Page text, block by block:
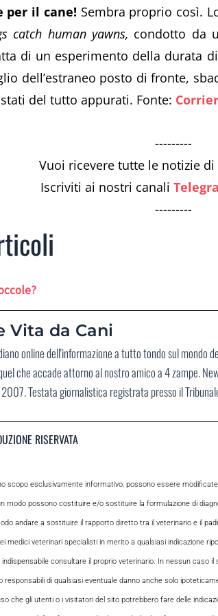
per il cane! Sembra proprio così.
catch human yawns, condotto da
di un esperimento della durata
dell’estraneo posto di fronte,
del tutto appurati. Fonte:
---------
Vuoi ricevere tutte le notizie
Iscriviti ai nostri canali
---------
Vita da Cani
online dell'informazione a tutto tondo sul mondo
che accade attorno al nostro amico a 4 zampe.
2007. Testata giornalistica registrata presso il
RISERVATA
scopo esclusivamente informativo, possono essere
modo possono costituire e/o sostituire la formulazione di
andare a sostituire il rapporto diretto tra il veterinario e il
medici veterinari specialisti in merito a qualsiasi indicazione
consultare il proprio veterinario. In nessun caso
di qualsiasi eventuale danno anche solo
che gli utenti o i visitatori del sito potrebbero fare delle